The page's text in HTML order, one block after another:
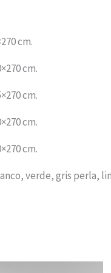
cm.
cm.
cm.
cm.
cm.
verde, gris perla,